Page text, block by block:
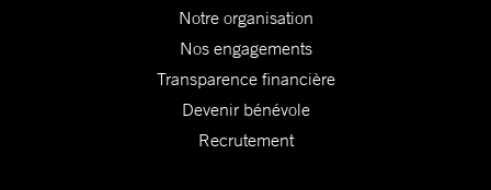
Notre organisation
Nos engagements
Transparence financière
Devenir bénévole
Recrutement